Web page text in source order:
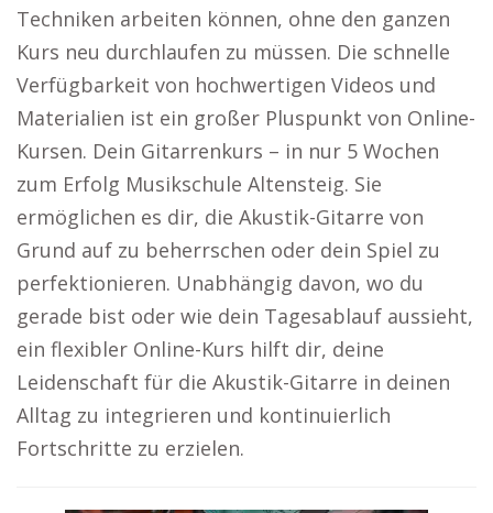
Techniken arbeiten können, ohne den ganzen
Kurs neu durchlaufen zu müssen. Die schnelle
Verfügbarkeit von hochwertigen Videos und
Materialien ist ein großer Pluspunkt von Online-
Kursen. Dein Gitarrenkurs – in nur 5 Wochen
zum Erfolg Musikschule Altensteig. Sie
ermöglichen es dir, die Akustik-Gitarre von
Grund auf zu beherrschen oder dein Spiel zu
perfektionieren. Unabhängig davon, wo du
gerade bist oder wie dein Tagesablauf aussieht,
ein flexibler Online-Kurs hilft dir, deine
Leidenschaft für die Akustik-Gitarre in deinen
Alltag zu integrieren und kontinuierlich
Fortschritte zu erzielen.